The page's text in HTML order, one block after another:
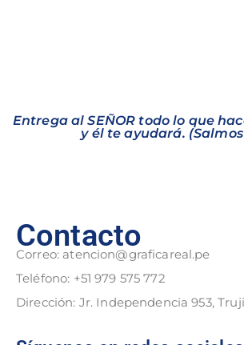
Entrega al SEÑOR todo lo que
y él te ayudará. (Salmos
Contacto
Correo: atencion@graficareal.pe
Teléfono: +51 979 575 772
Dirección: Jr. Independencia 953,